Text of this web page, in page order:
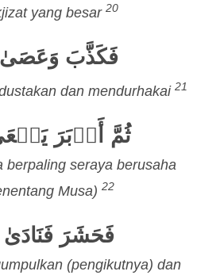
yang besar 20
فَكَذَّبَ وَعَصَىٰ
dan mendurhakai 21
ثُمَّ أَدۡبَرَ
berpaling seraya berusaha
Musa) 22
فَحَشَرَ فَنَادَىٰ
(pengikutnya) dan